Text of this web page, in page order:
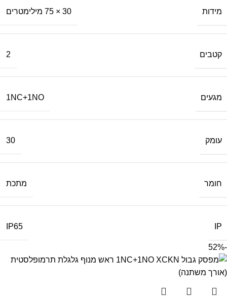
מידות 30 × 75 מילימטרים
קטבים 2
מגעים 1NC+1NO
עומק 30
חומר מתכת
IP
IP65
-52%